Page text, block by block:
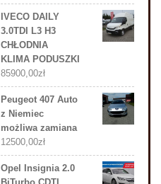
IVECO DAILY
3.0TDI L3 H3
CHŁODNIA
KLIMA PODUSZKI
85900,00zł
Peugeot 407 Auto
z Niemiec
możliwa zamiana
12500,00zł
Opel Insignia 2.0